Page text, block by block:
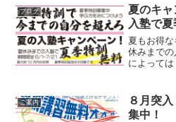
中、一緒
せは フ
ブログ
夏のキ
入塾で夏
夏もお得
休みまで
によって
ます。成
ら気合い
ご案内
８月突
集中！